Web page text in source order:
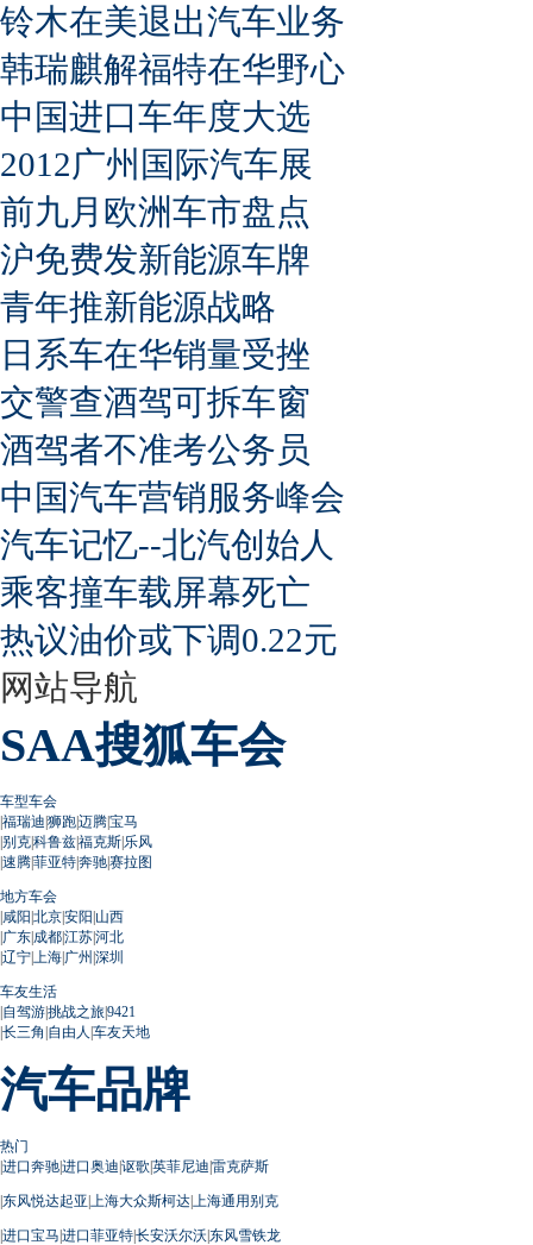
铃木在美退出汽车业务
韩瑞麒解福特在华野心
中国进口车年度大选
2012广州国际汽车展
前九月欧洲车市盘点
沪免费发新能源车牌
青年推新能源战略
日系车在华销量受挫
交警查酒驾可拆车窗
酒驾者不准考公务员
中国汽车营销服务峰会
汽车记忆--北汽创始人
乘客撞车载屏幕死亡
热议油价或下调0.22元
网站导航
SAA搜狐车会
车型车会
|福瑞迪|狮跑|迈腾|宝马
|别克|科鲁兹|福克斯|乐风
|速腾|菲亚特|奔驰|赛拉图
地方车会
|咸阳|北京|安阳|山西
|广东|成都|江苏|河北
|辽宁| 上海|广州 |深圳
车友生活
|自驾游|挑战之旅|9421
|长三角 |自由人 |车友天地
汽车品牌
热门
|进口奔驰|进口奥迪|讴歌|英菲尼迪|雷克萨斯
|东风悦达起亚| 上海大众斯柯达| 上海通用别克
|进口宝马|进口菲亚特|长安沃尔沃|东风雪铁龙